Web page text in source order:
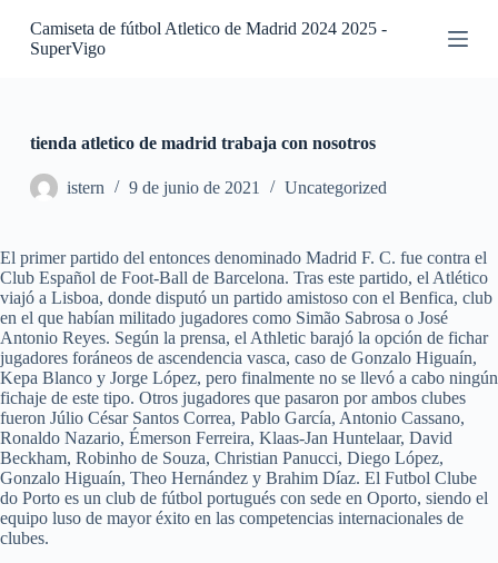
S
e
n
i
d
o
Camiseta de fútbol Atletico de Madrid 2024 2025 -
SuperVigo
tienda atletico de madrid trabaja con nosotros
istern 9 de junio de 2021 Uncategorized
El primer partido del entonces denominado Madrid F. C. fue contra el
Club Español de Foot-Ball de Barcelona. Tras este partido, el Atlético
viajó a Lisboa, donde disputó un partido amistoso con el Benfica, club
en el que habían militado jugadores como Simão Sabrosa o José
Antonio Reyes. Según la prensa, el Athletic barajó la opción de fichar
jugadores foráneos de ascendencia vasca, caso de Gonzalo Higuaín,
Kepa Blanco y Jorge López, pero finalmente no se llevó a cabo ningún
fichaje de este tipo. Otros jugadores que pasaron por ambos clubes
fueron Júlio César Santos Correa, Pablo García, Antonio Cassano,
Ronaldo Nazario, Émerson Ferreira, Klaas-Jan Huntelaar, David
Beckham, Robinho de Souza, Christian Panucci, Diego López,
Gonzalo Higuaín, Theo Hernández y Brahim Díaz. El Futbol Clube
do Porto es un club de fútbol portugués con sede en Oporto, siendo el
equipo luso de mayor éxito en las competencias internacionales de
clubes.